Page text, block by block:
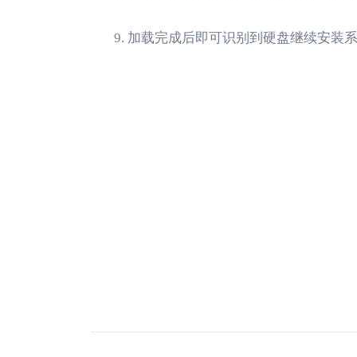
加载完成后即可识别到硬盘继续安装系